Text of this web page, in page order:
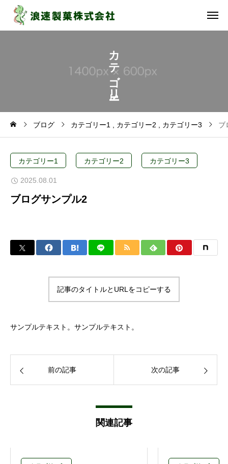
カ
テ
ゴ
リ
1
ブログ カテゴリー1 カテゴリー2 カテゴリー3 ブ
カテゴリー1 カテゴリー2 カテゴリー3
2025.08.01
ブログサンプル2
記事のタイトルとURLをコピーする
サンプルテキスト。サンプルテキスト。
前の記事 次の記事
関連記事